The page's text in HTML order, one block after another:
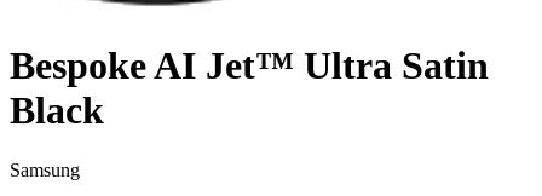
Bespoke AI Jet™ Ultra Satin
Black
Samsung